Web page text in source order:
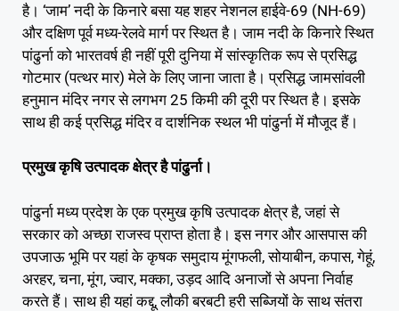
है। ‘जाम’ नदी के किनारे बसा यह शहर नेशनल हाईवे-69 (NH-69)
और दक्षिण पूर्व मध्य-रेलवे मार्ग पर स्थित है। जाम नदी के किनारे स्थित
पांढुर्ना को भारतवर्ष ही नहीं पूरी दुनिया में सांस्कृतिक रूप से प्रसिद्ध
गोटमार (पत्थर मार) मेले के लिए जाना जाता है। प्रसिद्ध जामसांवली
हनुमान मंदिर नगर से लगभग 25 किमी की दूरी पर स्थित है। इसके
साथ ही कई प्रसिद्ध मंदिर व दार्शनिक स्थल भी पांढुर्ना में मौजूद हैं।
प्रमुख कृषि उत्पादक क्षेत्र है पांढुर्ना।
पांढुर्ना मध्य प्रदेश के एक प्रमुख कृषि उत्पादक क्षेत्र है, जहां से
सरकार को अच्छा राजस्व प्राप्त होता है। इस नगर और आसपास की
उपजाऊ भूमि पर यहां के कृषक समुदाय मूंगफली, सोयाबीन, कपास, गेहूं,
अरहर, चना, मूंग, ज्वार, मक्का, उड़द आदि अनाजों से अपना निर्वाह
करते हैं। साथ ही यहां कद्दू, लौकी बरबटी हरी सब्जियों के साथ संतरा